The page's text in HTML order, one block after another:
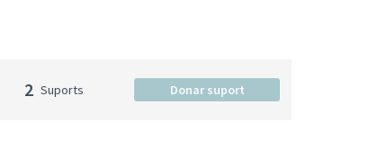
2 Suports Donar suport